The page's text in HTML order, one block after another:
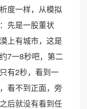
度一样，从模拟
先是一股董状
上有城市，这是
7一8秒吧，第二
有2秒，看到一
看不到正面，旁
后就没有看到任